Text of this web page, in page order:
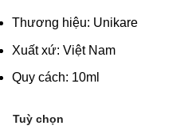
Thương hiệu: Unikare
Xuất xứ: Việt Nam
Quy cách: 10ml
Tuỳ chọn